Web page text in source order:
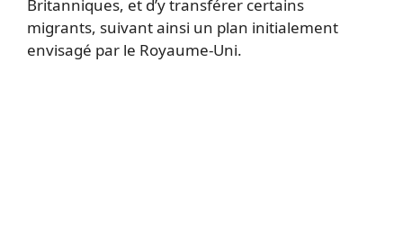
Britanniques, et d’y transférer certains
migrants, suivant ainsi un plan initialement
envisagé par le Royaume-Uni.